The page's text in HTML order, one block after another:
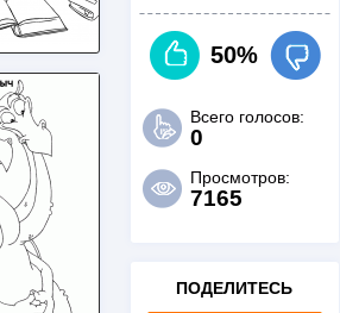
50%
Всего голосов:
0
Просмотров:
7165
ПОДЕЛИТЕСЬ